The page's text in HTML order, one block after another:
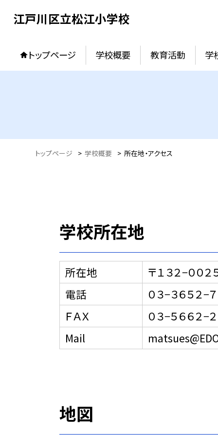
江戸川区立松江小学校
トップページ 学校概要 教育活動 学
トップページ > 学校概要 > 所在地・アクセス
学校所在地
所在地
〒１３２−００
電話
０３−３６５２−
ＦＡＸ
０３−５６６２−
Mail
地図